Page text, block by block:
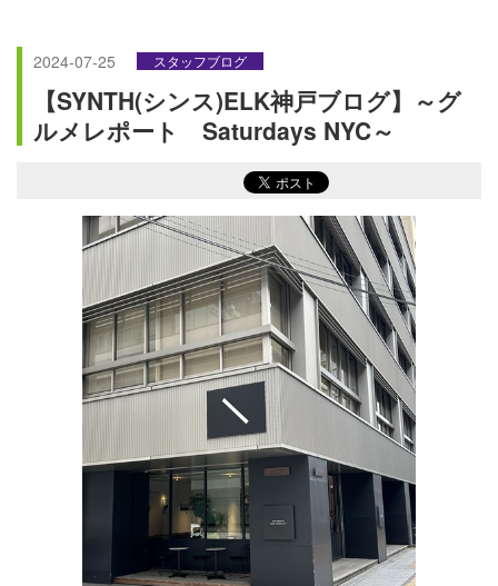
2024-07-25 スタッフブログ
【SYNTH(シンス)ELK神戸ブログ】～グ
ルメレポート Saturdays NYC～